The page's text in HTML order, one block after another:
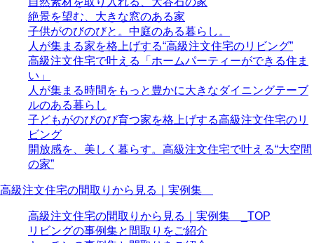
絶景を望む、大きな窓のある家
子供がのびのびと。中庭のある暮らし。
人が集まる家を格上げする“高級注文住宅のリビング”
高級注文住宅で叶える「ホームパーティーができる住ま
い」
人が集まる時間をもっと豊かに大きなダイニングテーブ
ルのある暮らし
子どもがのびのび育つ家を格上げする高級注文住宅のリ
ビング
開放感を、美しく暮らす。高級注文住宅で叶える“大空間
の家”
高級注文住宅の間取りから見る｜実例集
高級注文住宅の間取りから見る｜実例集 _TOP
リビングの事例集と間取りをご紹介